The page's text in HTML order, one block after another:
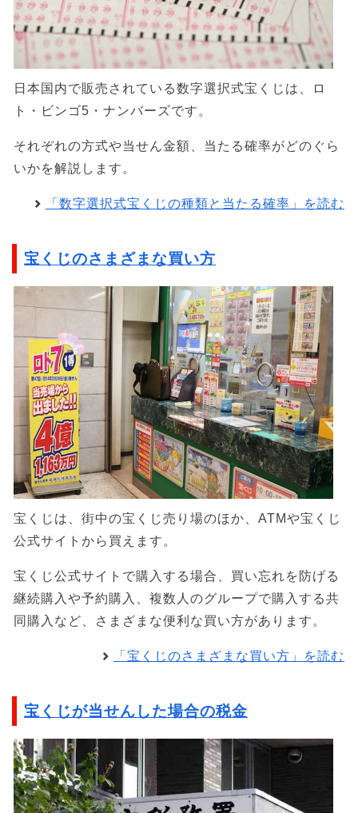
日本国内で販売されている数字選択式宝くじは、ロ
ト・ビンゴ5・ナンバーズです。
それぞれの方式や当せん金額、当たる確率がどのぐら
いかを解説します。
「数字選択式宝くじの種類と当たる確率」を読む
宝くじのさまざまな買い方
宝くじは、街中の宝くじ売り場のほか、ATMや宝くじ
公式サイトから買えます。
宝くじ公式サイトで購入する場合、買い忘れを防げる
継続購入や予約購入、複数人のグループで購入する共
同購入など、さまざまな便利な買い方があります。
「宝くじのさまざまな買い方」を読む
宝くじが当せんした場合の税金